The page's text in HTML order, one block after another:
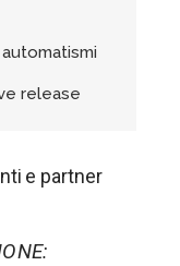
release
e partner